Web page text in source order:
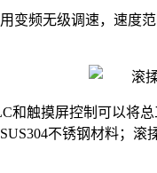
变频无级调速，速度范
和触摸屏控制可以将总
SUS304不锈钢材料；滚